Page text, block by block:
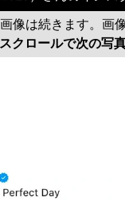
像は続きます。画
クロールで次の写